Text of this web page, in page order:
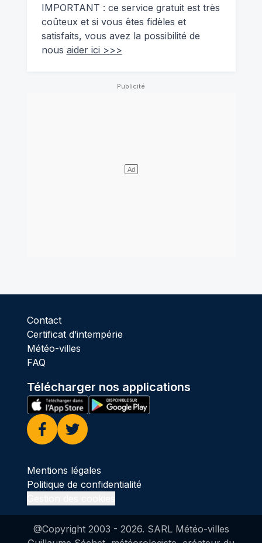
IMPORTANT : ce service gratuit est très
coûteux et si vous êtes fidèles et
satisfaits, vous avez la possibilité de
nous aider ici >>>
Contact
Certificat d’intempérie
Météo-villes
FAQ
Télécharger nos applications
Facebook
Twitter
Mentions légales
Politique de confidentialité
@Copyright 2003 - 2026. SARL Météo-villes